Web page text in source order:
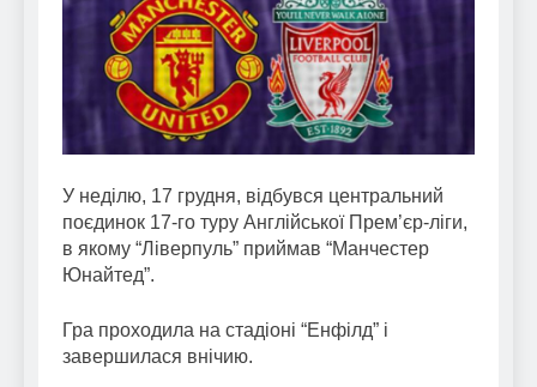
У неділю, 17 грудня, відбувся центральний
поєдинок 17-го туру Англійської Прем’єр-ліги,
в якому “Ліверпуль” приймав “Манчестер
Юнайтед”.
Гра проходила на стадіоні “Енфілд” і
завершилася внічию.